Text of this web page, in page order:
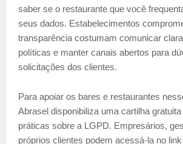
saber se o restaurante que você
seus dados. Estabelecimentos
transparência costumam comunicar
políticas e manter canais abertos para
solicitações dos clientes.
Para apoiar os bares e restaurantes
Abrasel disponibiliza uma cartilha
práticas sobre a LGPD. Empresários,
próprios clientes podem acessá-la no